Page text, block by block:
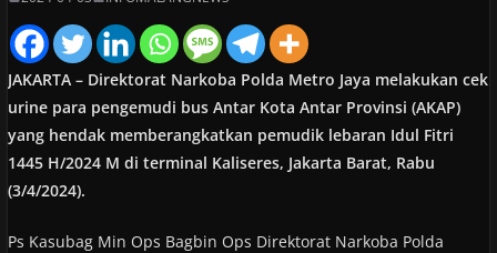
JAKARTA – Direktorat Narkoba Polda Metro Jaya melakukan cek
urine para pengemudi bus Antar Kota Antar Provinsi (AKAP)
yang hendak memberangkatkan pemudik lebaran Idul Fitri
1445 H/2024 M di terminal Kaliseres, Jakarta Barat, Rabu
(3/4/2024).
Ps Kasubag Min Ops Bagbin Ops Direktorat Narkoba Polda